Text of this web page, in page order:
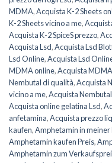
MDMA,Acquista K-2 Sheets
K-2 Sheets vicino a me,
Acquista K-2 SpiceS prezzo,
Acquista Lsd,Acquista Lsd
Lsd Online,Acquista Lsd
MDMA online,Acquista
Nembutal di qualità,Acquista
vicino a me,Acquista
Acquista online gelatina Lsd,
anfetamina,Acquista prezzo
kaufen,Amphetamin in meiner
Amphetamin kaufen Preis,
Amphetamin zum